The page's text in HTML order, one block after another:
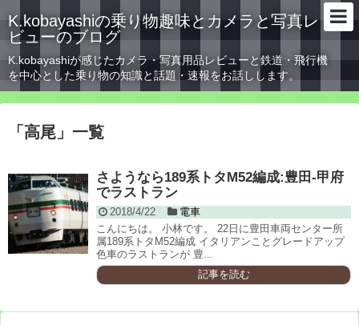
K.kobayashiの乗り物趣味とカメラと写真レ
ビューのブログ
K.kobayashiが感じたカメラ・写真用品レビューと鉄道・飛行機
を中心とした乗り物の知識と話題・速報をお話しします。
「 高尾 」 一覧
さようなら189系トタM52編成:豊田-甲府
でラストラン
2018/4/22
電車
こんにちは。 小林です。 22日に豊田車両センター所
属189系トタM52編成 イタリアンことグレードアップ
色車のラストランが 豊...
記事を読む